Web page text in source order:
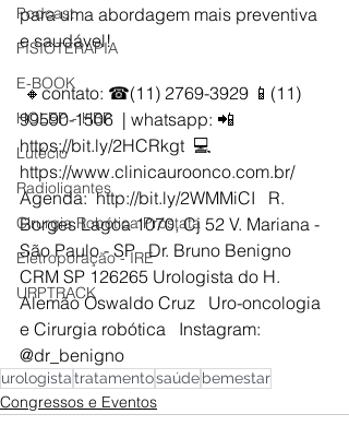
Podcast
FISIOTERAPIA
E-BOOK
HOLEP - HBP
Lutécio
Radioligantes
Cirurgia Robótica Próstata
Eletroporação - IRE
URPTRACK
para uma abordagem mais preventiva
e saudável!
🔸contato: ☎(11) 2769-3929 📱(11)
99590-1506  | whatsapp: 📲
https://bit.ly/2HCRkgt  💻
https://www.clinicauroonco.com.br/
Agenda:  http://bit.ly/2WMMiCI   R.
Borges Lagoa 1070, Cj 52 V. Mariana -
São Paulo - SP   Dr. Bruno Benigno
CRM SP 126265 Urologista do H.
Alemão Oswaldo Cruz   Uro-oncologia
e Cirurgia robótica   Instagram:
@dr_benigno
urologistatratamentosaúdebemestar
Congressos e Eventos